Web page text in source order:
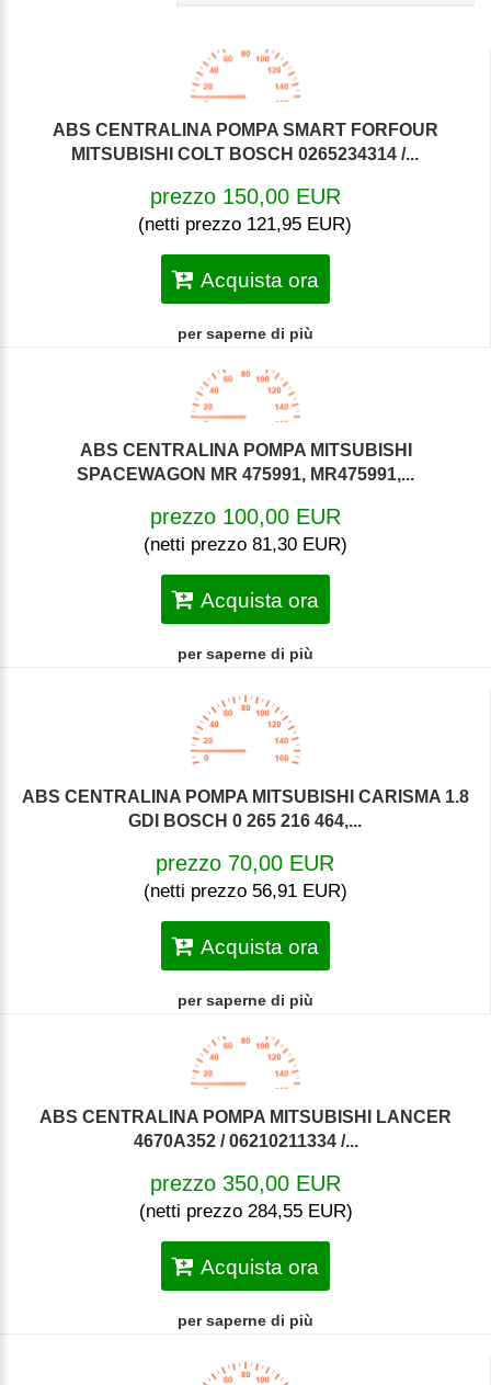
ABS CENTRALINA POMPA SMART FORFOUR
MITSUBISHI COLT BOSCH 0265234314 /...
prezzo 150,00 EUR
(netti prezzo 121,95 EUR)
Acquista ora
per saperne di più
ABS CENTRALINA POMPA MITSUBISHI
SPACEWAGON MR 475991, MR475991,...
prezzo 100,00 EUR
(netti prezzo 81,30 EUR)
Acquista ora
per saperne di più
ABS CENTRALINA POMPA MITSUBISHI CARISMA 1.8
GDI BOSCH 0 265 216 464,...
prezzo 70,00 EUR
(netti prezzo 56,91 EUR)
Acquista ora
per saperne di più
ABS CENTRALINA POMPA MITSUBISHI LANCER
4670A352 / 06210211334 /...
prezzo 350,00 EUR
(netti prezzo 284,55 EUR)
Acquista ora
per saperne di più